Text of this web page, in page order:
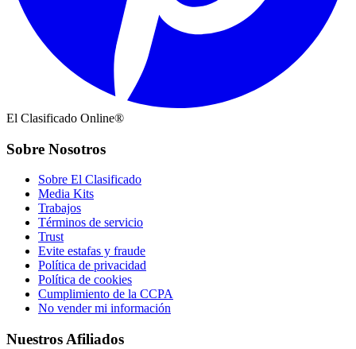
El Clasificado Online®
Sobre Nosotros
Sobre El Clasificado
Media Kits
Trabajos
Términos de servicio
Trust
Evite estafas y fraude
Política de privacidad
Política de cookies
Cumplimiento de la CCPA
No vender mi información
Nuestros Afiliados